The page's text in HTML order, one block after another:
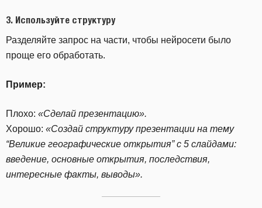
3. Используйте структуру
Разделяйте запрос на части, чтобы нейросети было
проще его обработать.
Пример:
Плохо: «Сделай презентацию».
Хорошо: «Создай структуру презентации на тему
“Великие географические открытия” с 5 слайдами:
введение, основные открытия, последствия,
интересные факты, выводы».